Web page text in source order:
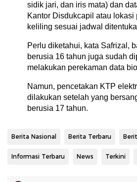
sidik jari, dan iris mata) dan
Kantor Disdukcapil atau lokasi
keliling sesuai jadwal
Perlu diketahui, kata Safrizal,
berusia 16 tahun juga sudah
melakukan perekaman data
Namun, pencetakan KTP
dilakukan setelah yang
berusia 17 tahun.
Berita Nasional Berita Terbaru
Informasi Terbaru News Terkini